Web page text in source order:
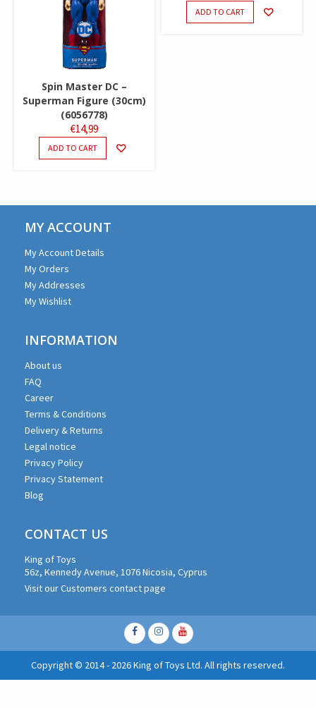
Spin Master DC –
Superman Figure (30cm)
(6056778)
€14,99
ADD TO CART
ADD TO CART
MY ACCOUNT
My Account Details
My Orders
My Addresses
My Wishlist
INFORMATION
About us
FAQ
Career
Terms & Conditions
Delivery & Returns
Legal notice
Privacy Policy
Privacy Statement
Blog
CONTACT US
King of Toys
56z, Kennedy Avenue, 1076 Nicosia, Cyprus
Visit our Customers contact page
Facebook
Instagram
Youtube
Copyright © 2014 - 2026 King of Toys Ltd. All rights reserved.